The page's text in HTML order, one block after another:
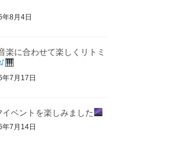
年8月4日
楽に合わせて楽しくリトミ
年7月17日
イベントを楽しみました
年7月14日